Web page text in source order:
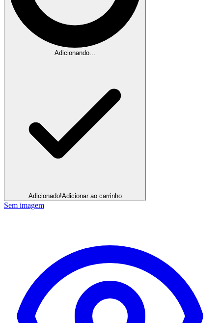
Adicionando...
Adicionado!Adicionar ao carrinho
Sem imagem